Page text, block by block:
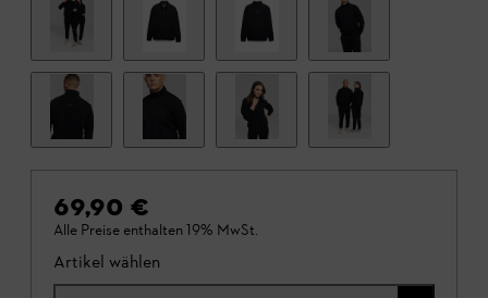
69,90 €
Alle Preise enthalten 19% MwSt.
Artikel wählen